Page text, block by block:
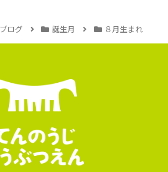
ログ 誕生月 ８月生まれ